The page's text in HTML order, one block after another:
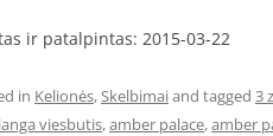
ir patalpintas: 2015-03-22
in Kelionės,Skelbimaiand tagged 3
viesbutis,amber palace,amber